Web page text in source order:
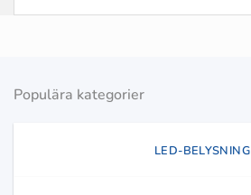
Populära kategorier
LED-BELYSNING